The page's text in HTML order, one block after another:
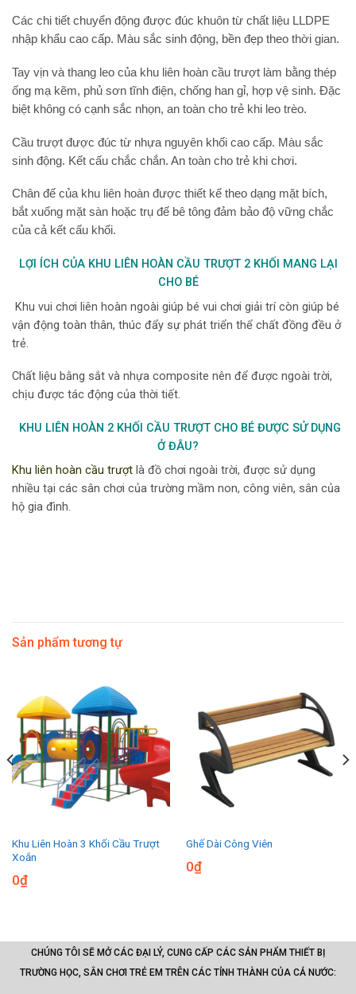
Các chi tiết chuyển động được đúc khuôn từ chất liệu LLDPE
nhập khẩu cao cấp. Màu sắc sinh động, bền đẹp theo thời gian.
Tay vịn và thang leo của khu liên hoàn cầu trượt làm bằng thép
ống mạ kẽm, phủ sơn tĩnh điện, chống han gỉ, hợp vệ sinh. Đặc
biệt không có cạnh sắc nhọn, an toàn cho trẻ khi leo trèo.
Cầu trượt được đúc từ nhựa nguyên khối cao cấp. Màu sắc
sinh động. Kết cấu chắc chắn. An toàn cho trẻ khi chơi.
Chân đế của khu liên hoàn được thiết kế theo dạng mặt bích,
bắt xuống mặt sàn hoặc trụ đế bê tông đảm bảo độ vững chắc
của cả kết cấu khối.
LỢI ÍCH CỦA KHU LIÊN HOÀN CẦU TRƯỢT 2 KHỐI MANG LẠI
CHO BÉ
Khu vui chơi liên hoàn ngoài giúp bé vui chơi giải trí còn giúp bé
vận động toàn thân, thúc đẩy sự phát triển thể chất đồng đều ở
trẻ.
Chất liệu bằng sắt và nhựa composite nên để được ngoài trời,
chịu được tác động của thời tiết.
KHU LIÊN HOÀN 2 KHỐI CẦU TRƯỢT CHO BÉ ĐƯỢC SỬ DỤNG
Ở ĐÂU?
Khu liên hoàn cầu trượt là đồ chơi ngoài trời, được sử dụng
nhiều tại các sân chơi của trường mầm non, công viên, sân của
hộ gia đình.
Sản phẩm tương tự
Khu Liên Hoàn 3 Khối Cầu Trượt
Xoắn
0₫
Ghế Dài Công Viên
0₫
CHÚNG TÔI SẼ MỞ CÁC ĐẠI LÝ, CUNG CẤP CÁC SẢN PHẨM THIẾT BỊ
TRƯỜNG HỌC, SÂN CHƠI TRẺ EM TRÊN CÁC TỈNH THÀNH CỦA CẢ NƯỚC: